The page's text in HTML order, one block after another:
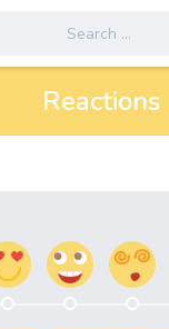
Reactions